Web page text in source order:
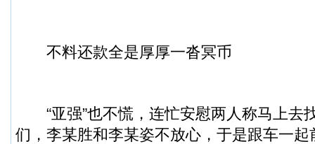
不料还款全是厚厚一沓冥币
“亚强”也不慌，连忙安慰两人称马上去
们，李某胜和李某姿不放心，于是跟车一起